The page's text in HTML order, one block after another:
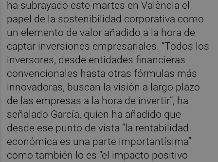
ha subrayado este martes en València el
papel de la sostenibilidad corporativa como
un elemento de valor añadido a la hora de
captar inversiones empresariales. “Todos los
inversores, desde entidades financieras
convencionales hasta otras fórmulas más
innovadoras, buscan la visión a largo plazo
de las empresas a la hora de invertir”, ha
señalado García, quien ha añadido que
desde ese punto de vista “la rentabilidad
económica es una parte importantísima”
como también lo es “el impacto positivo